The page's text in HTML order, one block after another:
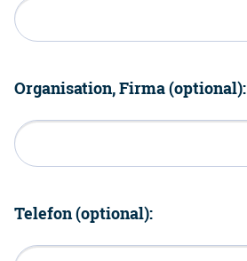
Organisation, Firma (optional):
Telefon (optional):